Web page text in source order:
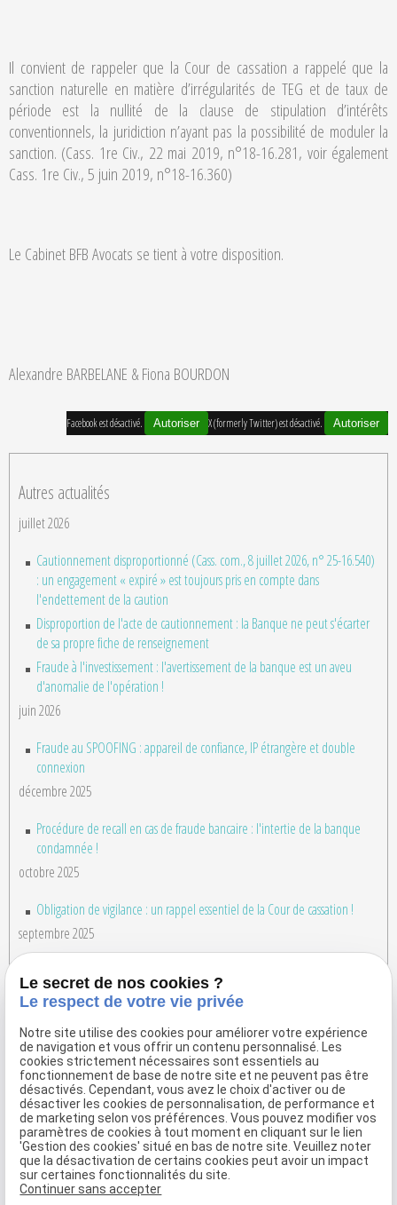
Il convient de rappeler que la Cour de cassation a rappelé que la
sanction naturelle en matière d’irrégularités de TEG et de taux de
période est la nullité de la clause de stipulation d’intérêts
conventionnels, la juridiction n’ayant pas la possibilité de moduler la
sanction. (Cass. 1re Civ., 22 mai 2019, n°18-16.281, voir également
Cass. 1re Civ., 5 juin 2019, n°18-16.360)
Le Cabinet BFB Avocats se tient à votre disposition.
Alexandre BARBELANE & Fiona BOURDON
X (formerly Twitter) est désactivé. Autoriser
Facebook est désactivé. Autoriser
Autres actualités
juillet 2026
Cautionnement disproportionné (Cass. com., 8 juillet 2026, n° 25-16.540)
: un engagement « expiré » est toujours pris en compte dans
l'endettement de la caution
Disproportion de l'acte de cautionnement : la Banque ne peut s'écarter
de sa propre fiche de renseignement
Fraude à l'investissement : l'avertissement de la banque est un aveu
d'anomalie de l'opération !
juin 2026
Fraude au SPOOFING : appareil de confiance, IP étrangère et double
connexion
décembre 2025
Procédure de recall en cas de fraude bancaire : l'intertie de la banque
condamnée !
octobre 2025
Obligation de vigilance : un rappel essentiel de la Cour de cassation !
septembre 2025
LE FIGARO : Retrouvez l'intervention de Maître Alexandre BARBELANE au
sujet des influenceurs financiers
avril 2025
TF1 : Retrouvez l'intervention de Maître Alexandre BARBELANE au sujet du
dossier EMERAUDE FRIENDS
LE PARISIEN : Retrouvez l'intervention de Maître Alexandre BARBELANE au
sujet du dossier EMERAUDE FRIENDS
Voir toutes les actualités
Le secret de nos cookies ?
Le respect de votre vie privée
Notre site utilise des cookies pour améliorer votre expérience
de navigation et vous offrir un contenu personnalisé. Les
cookies strictement nécessaires sont essentiels au
fonctionnement de base de notre site et ne peuvent pas être
désactivés. Cependant, vous avez le choix d'activer ou de
désactiver les cookies de personnalisation, de performance et
de marketing selon vos préférences. Vous pouvez modifier vos
paramètres de cookies à tout moment en cliquant sur le lien
'Gestion des cookies' situé en bas de notre site. Veuillez noter
que la désactivation de certains cookies peut avoir un impact
sur certaines fonctionnalités du site.
Continuer sans accepter